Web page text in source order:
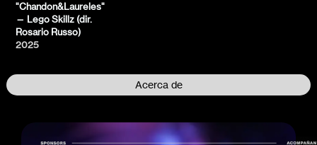
Acerca de
"Chandon&Laureles"
— Lego Skillz (dir.
Rosario Russo)
2025